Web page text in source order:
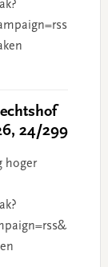
24/299
hoger